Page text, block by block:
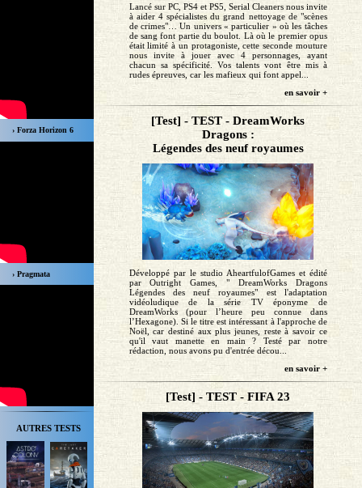
› Forza Horizon 6
› Pragmata
AUTRES TESTS
Lancé sur PC, PS4 et PS5, Serial Cleaners nous invite
à aider 4 spécialistes du grand nettoyage de "scènes
de crimes"… Un univers « particulier » où les tâches
de sang font partie du boulot. Là où le premier opus
était limité à un protagoniste, cette seconde mouture
nous invite à jouer avec 4 personnages, ayant
chacun sa spécificité. Vos talents vont être mis à
rudes épreuves, car les mafieux qui font appel...
en savoir +
[Test] - TEST - DreamWorks
Dragons :
Légendes des neuf royaumes
Développé par le studio AheartfulofGames et édité
par Outright Games, " DreamWorks Dragons
Légendes des neuf royaumes" est l'adaptation
vidéoludique de la série TV éponyme de
DreamWorks (pour l’heure peu connue dans
l’Hexagone). Si le titre est intéressant à l'approche de
Noël, car destiné aux plus jeunes, reste à savoir ce
qu'il vaut manette en main ? Testé par notre
rédaction, nous avons pu d'entrée décou...
en savoir +
[Test] - TEST - FIFA 23